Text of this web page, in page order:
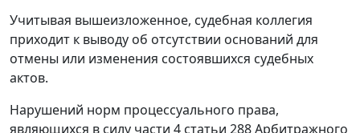
Учитывая вышеизложенное, судебная коллегия
приходит к выводу об отсутствии оснований для
отмены или изменения состоявшихся судебных
актов.
Нарушений норм процессуального права,
являющихся в силу части 4 статьи 288 Арбитражного